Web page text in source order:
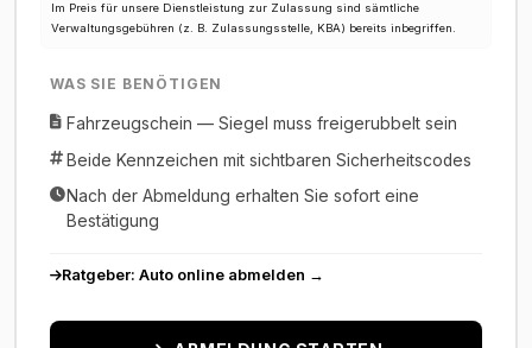
Im Preis für unsere Dienstleistung zur Zulassung sind sämtliche
Verwaltungsgebühren (z. B. Zulassungsstelle, KBA) bereits inbegriffen.
WAS SIE BENÖTIGEN
Fahrzeugschein — Siegel muss freigerubbelt sein
Beide Kennzeichen mit sichtbaren Sicherheitscodes
Nach der Abmeldung erhalten Sie sofort eine
Bestätigung
Ratgeber: Auto online abmelden →